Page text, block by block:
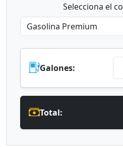
Selecciona el
Galones:
Total: